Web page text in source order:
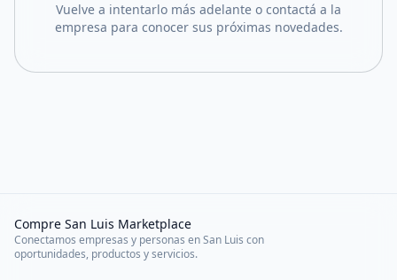
Vuelve a intentarlo más adelante o contactá a la
empresa para conocer sus próximas novedades.
Compre San Luis Marketplace
Conectamos empresas y personas en San Luis con
oportunidades, productos y servicios.